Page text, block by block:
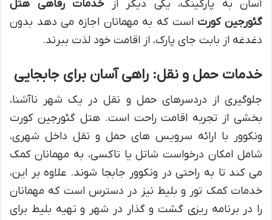
آسان به پارکینگ، یکی دیگر ازخدمات رفاهی هتل
گئورجین کورت است که به مهمانان اجازه می دهد بدون
دغدغه از بابت جای پارک، از اقامت خود لذت ببرند.
خدمات حمل و نقل: راهی آسان برای جابجایی
جلوگیری از دردسرهای حمل و نقل در یک شهر ناآشنا،
بخشی از تجربه اقامت راحت است. هتل گئورجین کورت
ونکوور با ارائه سرویس های حمل و نقل داخل شهری،
شامل امکان درخواست شاتل یا تاکسی، به مهمانان کمک
می کند تا به راحتی در ونکوور جابجا شوند. علاوه بر این،
خدمات کمک تور و بلیط نیز در دسترس است که مهمانان
را در برنامه ریزی گشت و گذار در شهر و تهیه بلیط برای